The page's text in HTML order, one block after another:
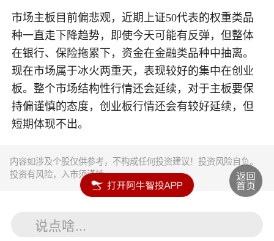
市场主板目前偏悲观，近期上证50代表的权重类品
种一直走下降趋势，即使今天可能有反弹，但整体
在银行、保险拖累下，资金在金融类品种中抽离。
现在市场属于冰火两重天，表现较好的集中在创业
板。整个市场结构性行情还会延续，对于主板要保
持偏谨慎的态度，创业板行情还会有较好延续，但
短期体现不出。
内容如涉及个股仅供参考，不构成任何投资建议！投资风险自负。
投资有风险，入市须谨慎。
说点啥...